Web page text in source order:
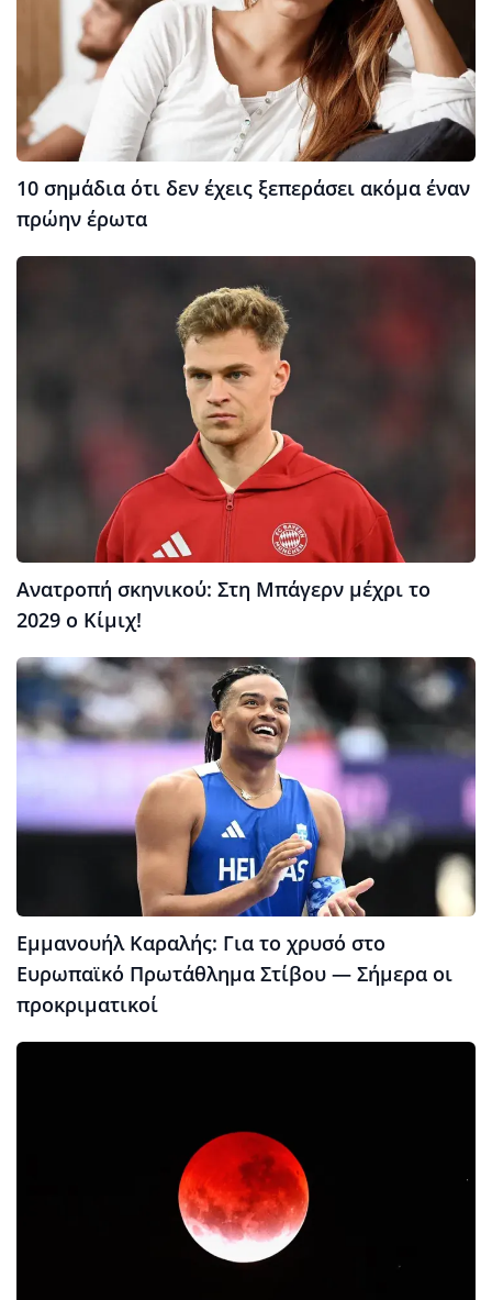
10 σημάδια ότι δεν έχεις ξεπεράσει ακόμα έναν
πρώην έρωτα
Ανατροπή σκηνικού: Στη Μπάγερν μέχρι το
2029 ο Κίμιχ!
Εμμανουήλ Καραλής: Για το χρυσό στο
Ευρωπαϊκό Πρωτάθλημα Στίβου — Σήμερα οι
προκριματικοί